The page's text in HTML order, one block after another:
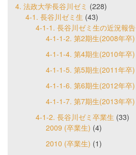
4. 法政大学長谷川ゼミ (228)
4-1. 長谷川ゼミ生 (43)
4-1-1. 長谷川ゼミ生の近況報告
4-1-1-2. 第2期生(2008年卒)
4-1-1-4. 第4期生(2010年卒)
4-1-1-5. 第5期生(2011年卒)
4-1-1-6. 第6期生(2012年卒)
4-1-1-7. 第7期生(2013年卒)
4-1-2. 長谷川ゼミ卒業生 (33)
2009 (卒業生) (4)
2010 (卒業生) (1)